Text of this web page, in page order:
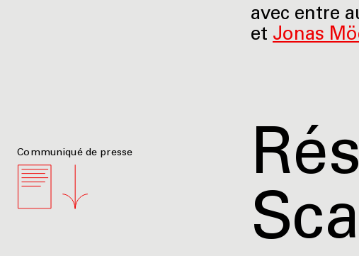
avec entre
et Jonas
Communiqué de presse